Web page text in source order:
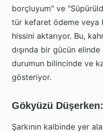
borçluyum" ve
tür kefaret ödeme veya
hissini aktarıyor. Bu,
dışında bir gücün
durumun bilincinde ve
gösteriyor.
Gökyüzü
Şarkının kalbinde yer